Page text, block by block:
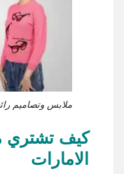
ملابس وتصاميم
كيف تشتري
الامارات